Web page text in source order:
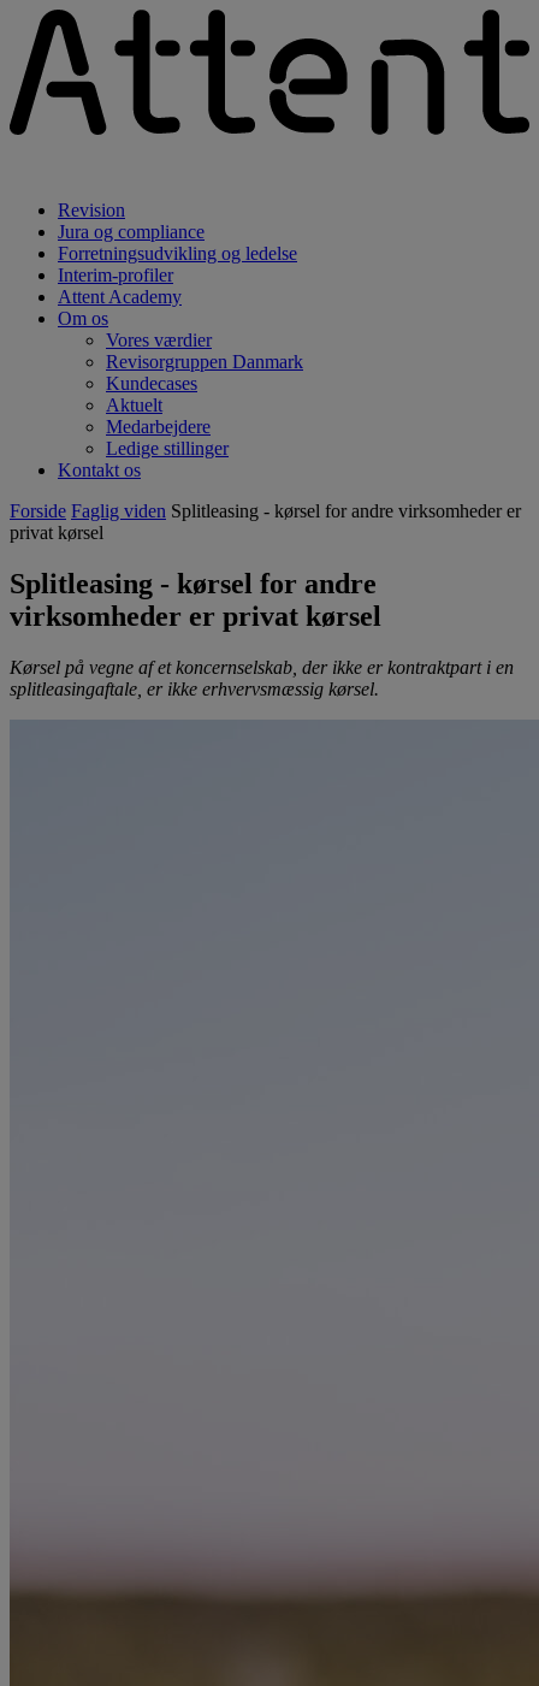
Revision
Jura og compliance
Forretningsudvikling og ledelse
Interim-profiler
Attent Academy
Om os
Vores værdier
Revisorgruppen Danmark
Kundecases
Aktuelt
Medarbejdere
Ledige stillinger
Kontakt os
Forside Faglig viden Splitleasing - kørsel for andre virksomheder er
privat kørsel
Splitleasing - kørsel for andre
virksomheder er privat kørsel
Kørsel på vegne af et koncernselskab, der ikke er kontraktpart i en
splitleasingaftale, er ikke erhvervsmæssig kørsel.